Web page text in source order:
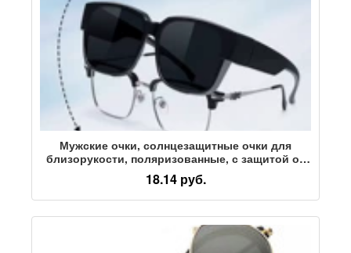
Мужские очки, солнцезащитные очки для
близорукости, поляризованные, с защитой от
ультрафиолета, солнцезащитные очки в оправе
с антибликовым покрытием, мужская клипса,
женские очки для вождения
18.14 руб.